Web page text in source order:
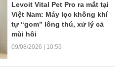
Levoit Vital Pet Pro ra mắt tại
Việt Nam: Máy lọc không khí
tự “gom” lông thú, xử lý cả
mùi hôi
09/08/2026 | 10:59